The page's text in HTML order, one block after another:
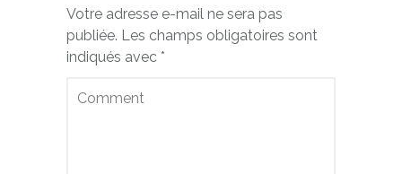
Votre adresse e-mail ne sera pas
publiée. Les champs obligatoires sont
indiqués avec *